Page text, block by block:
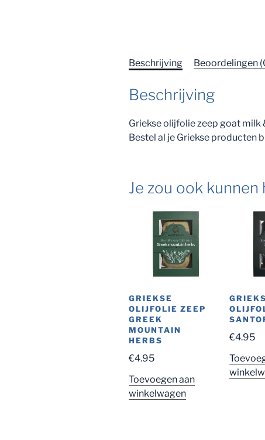
Beschrijving Beoordelingen
Beschrijving
Griekse olijfolie zeep goat milk
Bestel al je Griekse producten
Je zou ook
GRIEKSE
OLIJFOLIE ZEEP
GREEK
MOUNTAIN
HERBS
€4.95
Toevoegen aan
winkelwagen
€4.95